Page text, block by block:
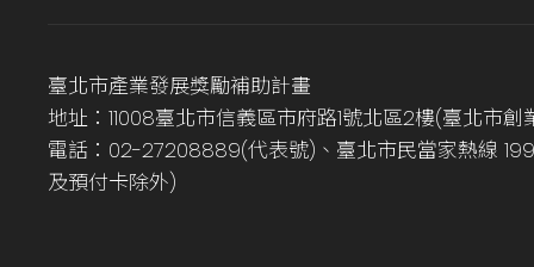
臺北市產業發展獎勵補助計畫
地址：11008臺北市信義區市府路1號北區2樓(臺北市
電話：02-27208889(代表號)、臺北市民當家熱線
及預付卡除外)